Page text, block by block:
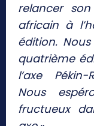
relancer
africain à
édition.
quatrième
l’axe
Nous
fructueux